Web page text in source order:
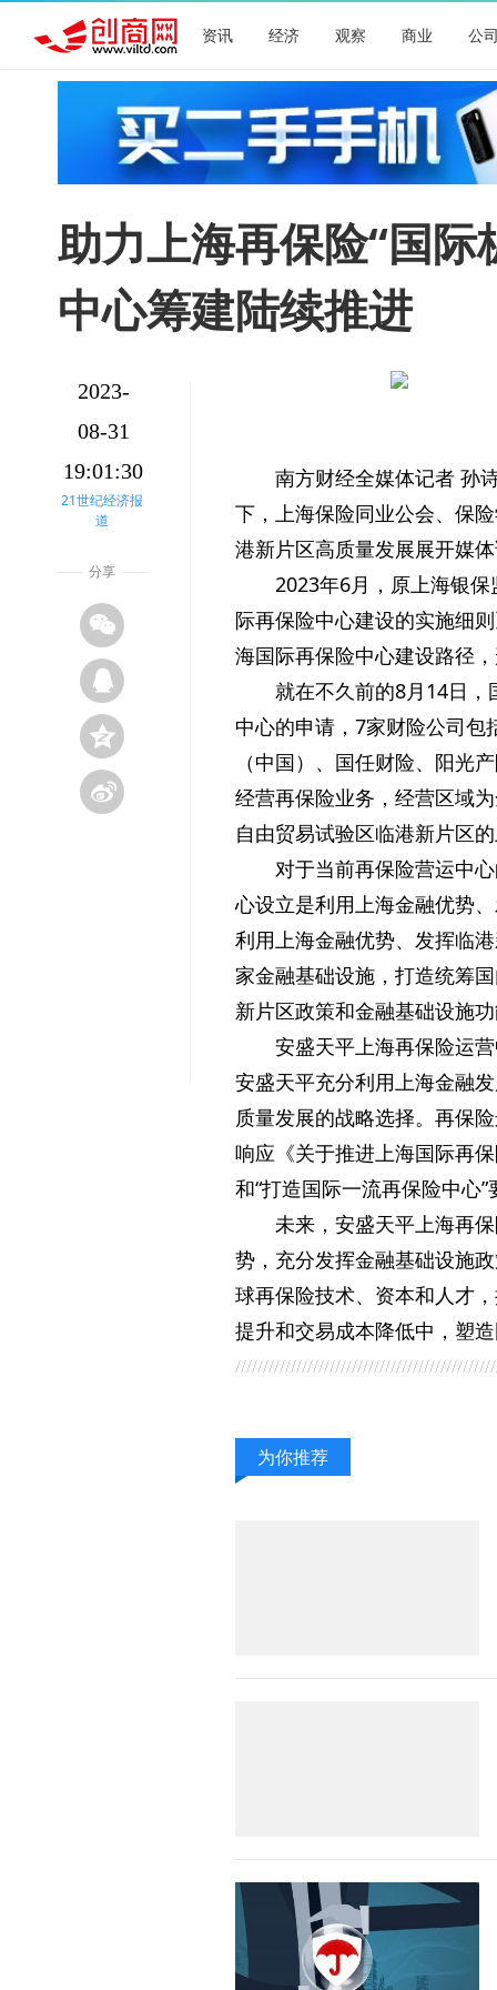
资讯 经济 观察 商业 公
助力上海再保险“国
中心筹建陆续推进
2023-
08-31
19:01:30
21世纪经济报
道
分享
南方财经全媒体记者 孙
下，上海保险同业公会、保
港新片区高质量发展展开媒
2023年6月，原上海银
际再保险中心建设的实施细
海国际再保险中心建设路径
就在不久前的8月14日
中心的申请，7家财险公司
（中国）、国任财险、阳光
经营再保险业务，经营区域
自由贸易试验区临港新片区
对于当前再保险营运中
心设立是利用上海金融优势
利用上海金融优势、发挥临
家金融基础设施，打造统筹
新片区政策和金融基础设施
安盛天平上海再保险运
安盛天平充分利用上海金融
质量发展的战略选择。再保
响应《关于推进上海国际再
和“打造国际一流再保险中心
未来，安盛天平上海再
势，充分发挥金融基础设施
球再保险技术、资本和人才
提升和交易成本降低中，塑
为你推荐